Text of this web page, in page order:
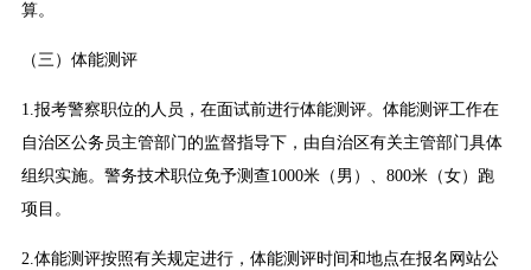
算。
（三）体能测评
1.报考警察职位的人员，在面试前进行体能测评。体能测评工作在
自治区公务员主管部门的监督指导下，由自治区有关主管部门具体
组织实施。警务技术职位免予测查1000米（男）、800米（女）跑
项目。
2.体能测评按照有关规定进行，体能测评时间和地点在报名网站公